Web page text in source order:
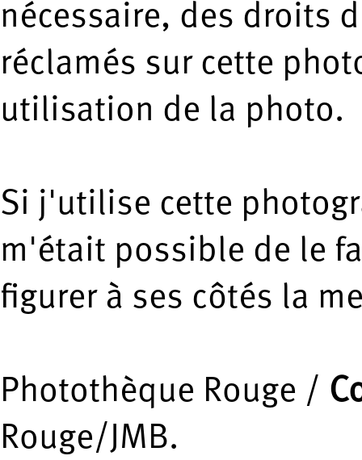
nécessaire, des droits
réclamés sur cette
utilisation de la photo.
Si j'utilise cette
m'était possible de le
figurer à ses côtés la
Photothèque Rouge /
Rouge/JMB.